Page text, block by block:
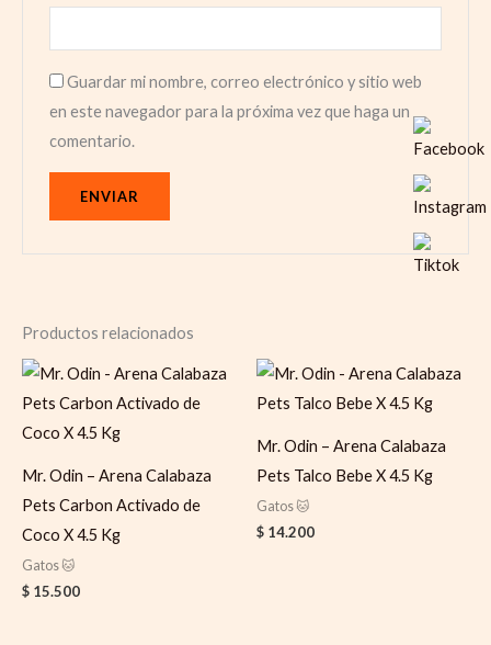
Guardar mi nombre, correo electrónico y sitio web
en este navegador para la próxima vez que haga un
comentario.
Productos relacionados
Mr. Odin – Arena Calabaza
Pets Carbon Activado de
Coco X 4.5 Kg
Gatos 🐱
$ 15.500
Mr. Odin – Arena Calabaza
Pets Talco Bebe X 4.5 Kg
Gatos 🐱
$ 14.200